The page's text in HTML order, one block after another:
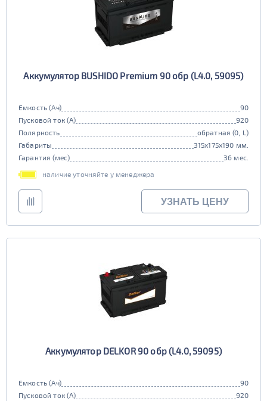
Аккумулятор BUSHIDO Premium 90 обр (L4.0, 59095)
Емкость (Ач)
90
Пусковой ток (А)
920
Полярность
обратная (0, L)
Габариты
315x175x190 мм.
Гарантия (мес)
36 мес.
наличие уточняйте у менеджера
УЗНАТЬ ЦЕНУ
Аккумулятор DELKOR 90 обр (L4.0, 59095)
Емкость (Ач)
90
Пусковой ток (А)
920